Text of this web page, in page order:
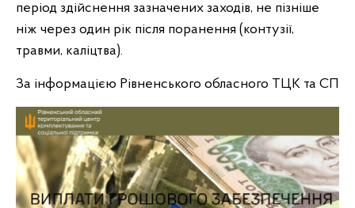
період здійснення зазначених заходів, не пізніше
ніж через один рік після поранення (контузії,
травми, каліцтва).
За інформацією Рівненського обласного ТЦК та СП